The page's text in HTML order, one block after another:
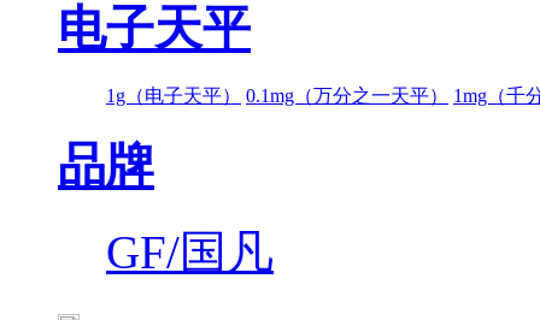
电子天平
1g（电子天平） 0.1mg（万分之一天平） 1mg（千
品牌
GF/国凡